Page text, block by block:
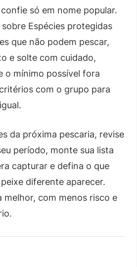
só em nome popular.
Espécies protegidas
que não podem pescar,
e solte com cuidado,
o mínimo possível fora
com o grupo para
da próxima pescaria, revise
período, monte sua lista
capturar e defina o que
diferente aparecer.
melhor, com menos risco e